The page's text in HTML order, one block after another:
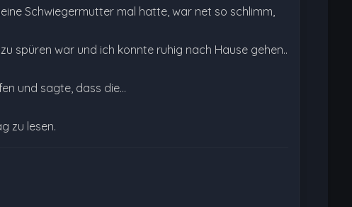
Schwiegermutter mal hatte, war net so schlimm,
spüren war und ich konnte ruhig nach Hause gehen..
und sagte, dass die…
zu lesen.